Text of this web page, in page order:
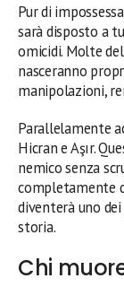
Pur di
sarà disposto a
omicidi. Molte
nasceranno
manipolazioni,
Parallelamente
Hicran e Aşır.
nemico senza
completamente
diventerà uno
storia.
Chi